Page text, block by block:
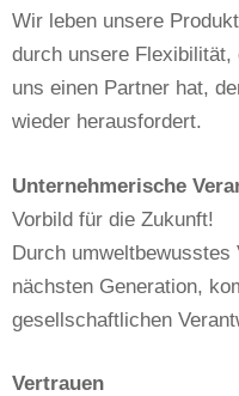
Wir leben unsere
durch unsere
uns einen Partner hat,
wieder herausfordert.
Unternehmerische
Vorbild für die Zukunft!
Durch umweltbewusstes
nächsten Generation,
gesellschaftlichen
Vertrauen